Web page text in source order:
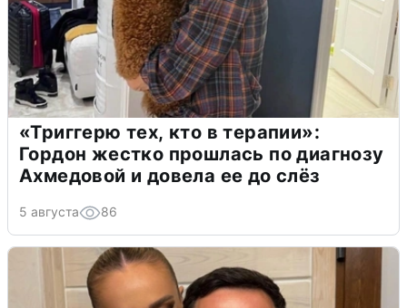
«Триггерю тех, кто в терапии»:
Гордон жестко прошлась по диагнозу
Ахмедовой и довела ее до слёз
5 августа 86